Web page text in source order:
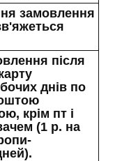
замовлення
після
днів по
крім пт і
(1 р. на